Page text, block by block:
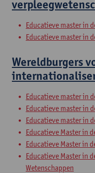
Educatieve master in
Educatieve master in
Wereldburgers
Educatieve master in
Educatieve master in
Educatieve master in
Educatieve Master in
Educatieve Master in
Educatieve Master in
Wetenschappen